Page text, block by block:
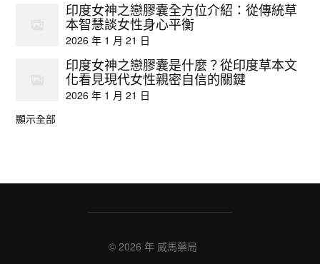
印度女神之戀膠囊全方位介紹：從傳統草
本智慧談女性身心平衡
2026 年 1 月 21 日
印度女神之戀膠囊是什麼？從印度草本文
化看見現代女性親密自信的關鍵
2026 年 1 月 21 日
顯示全部
© 2026 年 威馬藥局